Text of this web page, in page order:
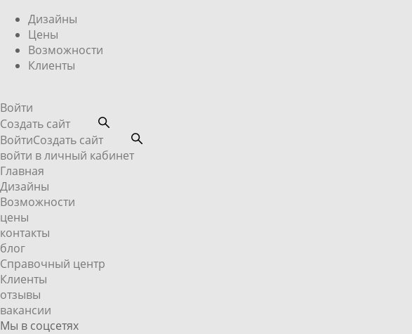
Дизайны
Цены
Возможности
Клиенты
Войти
Создать сайт
ВойтиСоздать сайт
войти в личный кабинет
Главная
Дизайны
Возможности
цены
контакты
блог
Справочный центр
Клиенты
отзывы
вакансии
Мы в соцсетях